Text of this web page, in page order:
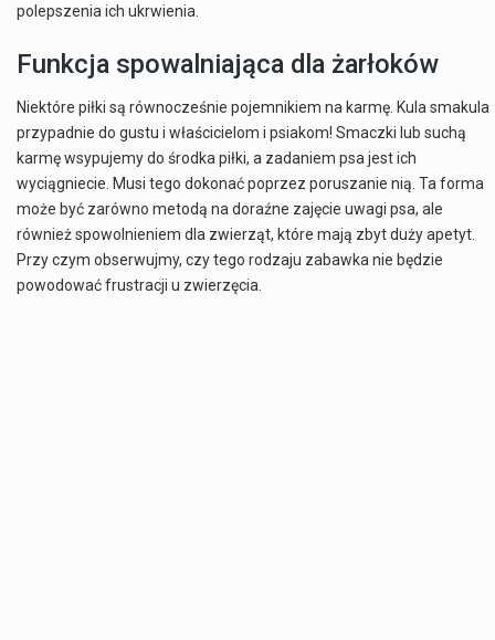
polepszenia ich ukrwienia.
Funkcja spowalniająca dla żarłoków
Niektóre piłki są równocześnie pojemnikiem na karmę. Kula smakula
przypadnie do gustu i właścicielom i psiakom! Smaczki lub suchą
karmę wsypujemy do środka piłki, a zadaniem psa jest ich
wyciągniecie. Musi tego dokonać poprzez poruszanie nią. Ta forma
może być zarówno metodą na doraźne zajęcie uwagi psa, ale
również spowolnieniem dla zwierząt, które mają zbyt duży apetyt.
Przy czym obserwujmy, czy tego rodzaju zabawka nie będzie
powodować frustracji u zwierzęcia.